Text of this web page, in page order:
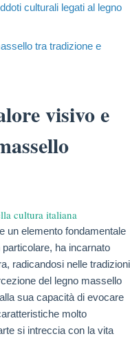
culturali legati al legno
tra tradizione e
visivo e
cultura italiana
un elemento fondamentale
particolare, ha incarnato
radicandosi nelle tradizioni
del legno massello
sua capacità di evocare
molto
si intreccia con la vita